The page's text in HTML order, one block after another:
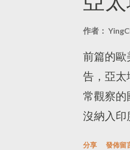
讀的文字
的知識都
文化一無
本的語言
的定位。
吳爾芙的
《「我反
的好奇，
閱讀器是
物。那陣
作者：
前篇的歐
告，亞太
常觀察的
沒納入印
分享 發佈留